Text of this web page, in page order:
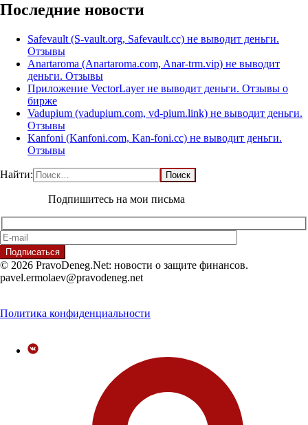
Последние новости
Safevault (S-vault.org, Safevault.cc) не выводит деньги.
Отзывы
Anartaroma (Anartaroma.com, Anar-trm.vip) не выводит
деньги. Отзывы
Приложение VectorLayer не выводит деньги. Отзывы о
бирже
Vadupium (vadupium.com, vd-pium.link) не выводит деньги.
Отзывы
Kanfoni (Kanfoni.com, Kan-foni.cc) не выводит деньги.
Отзывы
Найти:
Подпишитесь на мои письма
© 2026 PravoDeneg.Net: новости о защите финансов.
pavel.ermolaev@pravodeneg.net
Политика конфиденциальности